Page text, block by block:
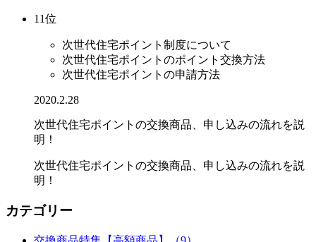
11位
次世代住宅ポイント制度について
次世代住宅ポイントのポイント交換方法
次世代住宅ポイントの申請方法
2020.2.28
次世代住宅ポイントの交換商品、申し込みの流れを説
明！
次世代住宅ポイントの交換商品、申し込みの流れを説
明！
カテゴリー